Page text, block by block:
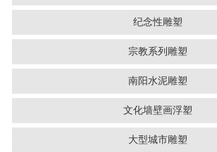
纪念性雕塑
宗教系列雕塑
南阳水泥雕塑
文化墙壁画浮塑
大型城市雕塑